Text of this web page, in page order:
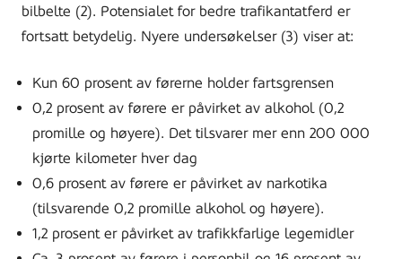
bilbelte (2). Potensialet for bedre trafikantatferd er
fortsatt betydelig. Nyere undersøkelser (3) viser at:
Kun 60 prosent av førerne holder fartsgrensen
0,2 prosent av førere er påvirket av alkohol (0,2
promille og høyere). Det tilsvarer mer enn 200 000
kjørte kilometer hver dag
0,6 prosent av førere er påvirket av narkotika
(tilsvarende 0,2 promille alkohol og høyere).
1,2 prosent er påvirket av trafikkfarlige legemidler